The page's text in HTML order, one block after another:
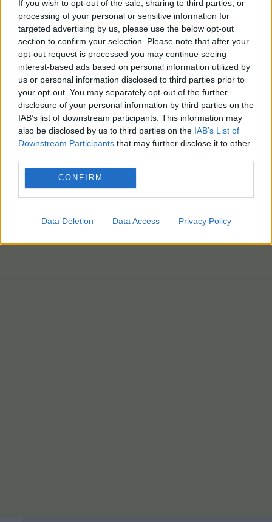
If you wish to opt-out of the sale, sharing to third parties, or
processing of your personal or sensitive information for
targeted advertising by us, please use the below opt-out
section to confirm your selection. Please note that after your
opt-out request is processed you may continue seeing
interest-based ads based on personal information utilized by
us or personal information disclosed to third parties prior to
your opt-out. You may separately opt-out of the further
disclosure of your personal information by third parties on the
IAB’s list of downstream participants. This information may
also be disclosed by us to third parties on the IAB’s List of
Downstream Participants that may further disclose it to other
CONFIRM
Data Deletion Data Access Privacy Policy